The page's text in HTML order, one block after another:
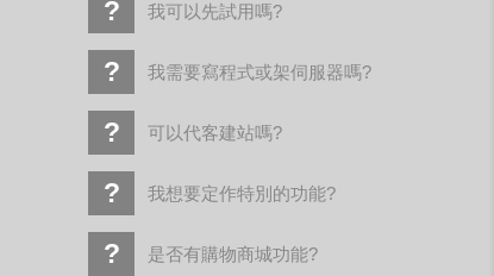
我可以先試用嗎?
我需要寫程式或架伺服器嗎?
可以代客建站嗎?
我想要定作特別的功能?
是否有購物商城功能?